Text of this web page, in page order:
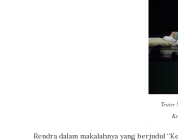
Teater
Rendra dalam makalahnya yang berjudul